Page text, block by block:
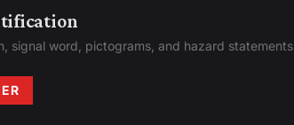
signal word, pictograms, and hazard statements